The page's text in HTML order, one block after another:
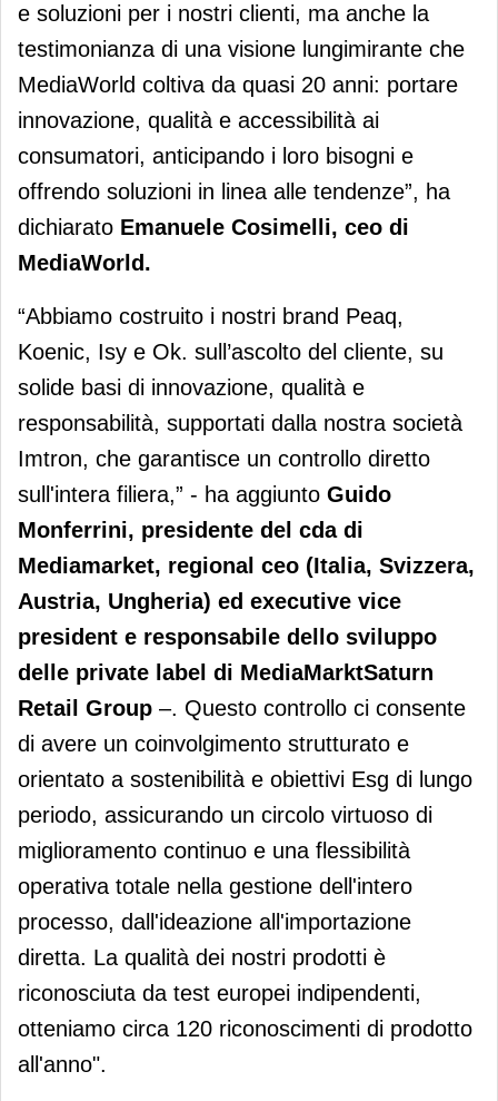
e soluzioni per i nostri clienti, ma anche la
testimonianza di una visione lungimirante che
MediaWorld coltiva da quasi 20 anni: portare
innovazione, qualità e accessibilità ai
consumatori, anticipando i loro bisogni e
offrendo soluzioni in linea alle tendenze”, ha
dichiarato Emanuele Cosimelli, ceo di
MediaWorld.
“Abbiamo costruito i nostri brand Peaq,
Koenic, Isy e Ok. sull’ascolto del cliente, su
solide basi di innovazione, qualità e
responsabilità, supportati dalla nostra società
Imtron, che garantisce un controllo diretto
sull'intera filiera,” - ha aggiunto Guido
Monferrini, presidente del cda di
Mediamarket, regional ceo (Italia, Svizzera,
Austria, Ungheria) ed executive vice
president e responsabile dello sviluppo
delle private label di MediaMarktSaturn
Retail Group –. Questo controllo ci consente
di avere un coinvolgimento strutturato e
orientato a sostenibilità e obiettivi Esg di lungo
periodo, assicurando un circolo virtuoso di
miglioramento continuo e una flessibilità
operativa totale nella gestione dell'intero
processo, dall'ideazione all'importazione
diretta. La qualità dei nostri prodotti è
riconosciuta da test europei indipendenti,
otteniamo circa 120 riconoscimenti di prodotto
all'anno".